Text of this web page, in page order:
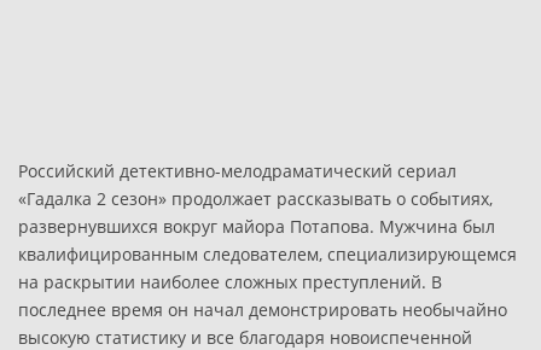
Российский детективно-мелодраматический сериал
«Гадалка 2 сезон» продолжает рассказывать о событиях,
развернувшихся вокруг майора Потапова. Мужчина был
квалифицированным следователем, специализирующемся
на раскрытии наиболее сложных преступлений. В
последнее время он начал демонстрировать необычайно
высокую статистику и все благодаря новоиспеченной